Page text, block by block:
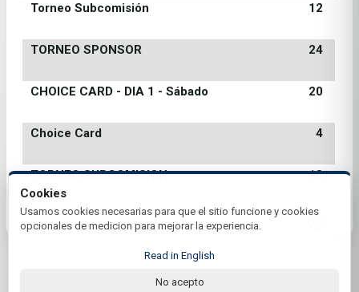
Torneo Subcomisión 12
TORNEO SPONSOR 24
CHOICE CARD - DIA 1 - Sábado 20
Choice Card 4
TORNEO SUBCOMISION 18
Total
© 2026 Club Amancay | by Plus+Golf
Cookies
Usamos cookies necesarias para que el sitio funcione y cookies
opcionales de medicion para mejorar la experiencia.
Read in English
No acepto